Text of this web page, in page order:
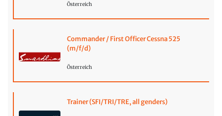
Österreich
Commander / First Officer Cessna 525
(m/f/d)
Österreich
Trainer (SFI/TRI/TRE, all genders)